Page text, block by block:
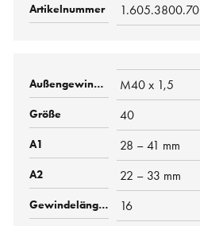
1.605.3800.70
M40 x 1,5
40
28 – 41 mm
22 – 33 mm
16